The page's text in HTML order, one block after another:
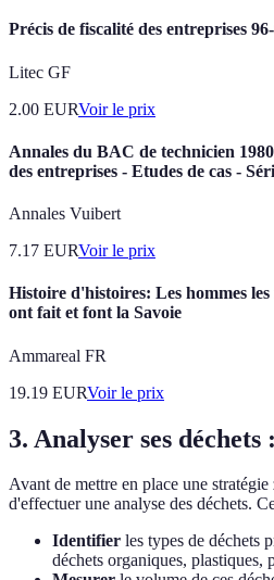
Précis de fiscalité des entreprises
Litec GF
2.00 EURVoir le prix
Annales du BAC de technicien
des entreprises - Etudes de cas -
Annales Vuibert
7.17 EURVoir le prix
Histoire d'histoires: Les hommes
ont fait et font la Savoie
Ammareal FR
19.19 EURVoir le prix
3. Analyser ses
Avant de mettre en place une
d'effectuer une analyse des déchets.
Identifier les types de déchets
déchets organiques, plastiques,